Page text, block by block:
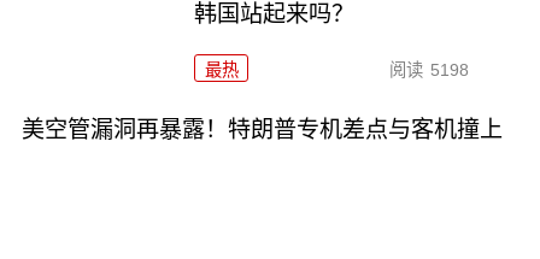
韩国站起来吗？
最热 阅读 5198
美空管漏洞再暴露！特朗普专机差点与客机撞上